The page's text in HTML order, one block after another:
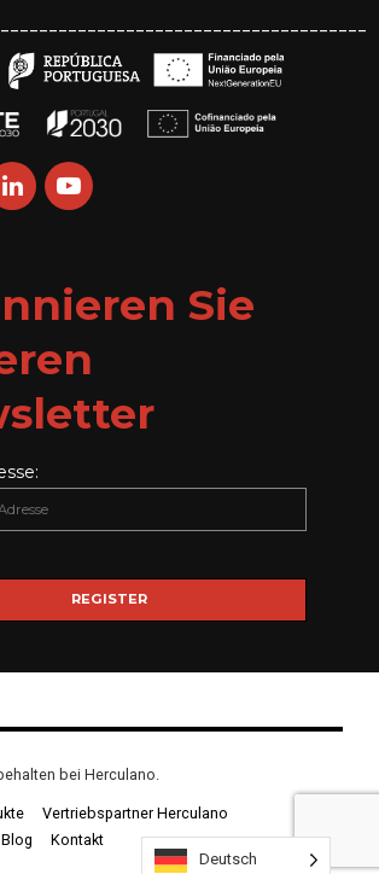
Sie
bei Herculano.
Vertriebspartner Herculano
Blog
Kontakt
Deutsch